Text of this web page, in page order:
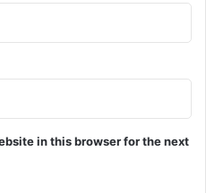
in this browser for the next